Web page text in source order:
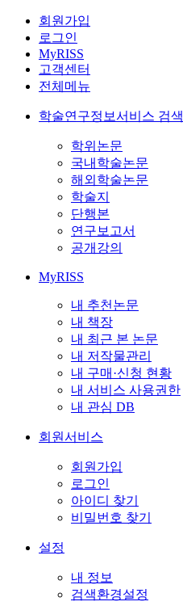
회원가입
로그인
MyRISS
고객센터
전체메뉴
학술연구정보서비스 검색
학위논문
국내학술논문
해외학술논문
학술지
단행본
연구보고서
공개강의
MyRISS
내 추천논문
내 책장
내 최근 본 논문
내 저작물관리
내 구매·신청 현황
내 서비스 사용권한
내 관심 DB
회원서비스
회원가입
로그인
아이디 찾기
비밀번호 찾기
설정
내 정보
검색환경설정